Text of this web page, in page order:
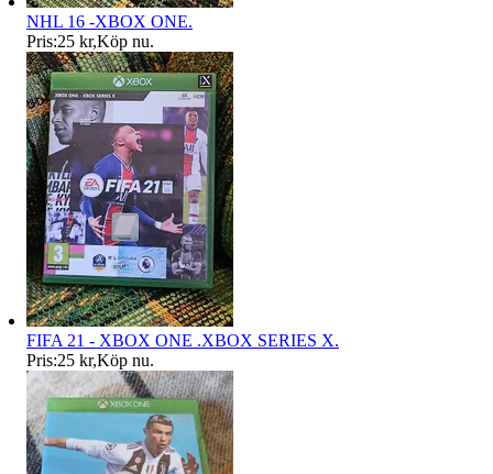
NHL 16 -XBOX ONE.
Pris:25 kr,Köp nu.
FIFA 21 - XBOX ONE .XBOX SERIES X.
Pris:25 kr,Köp nu.